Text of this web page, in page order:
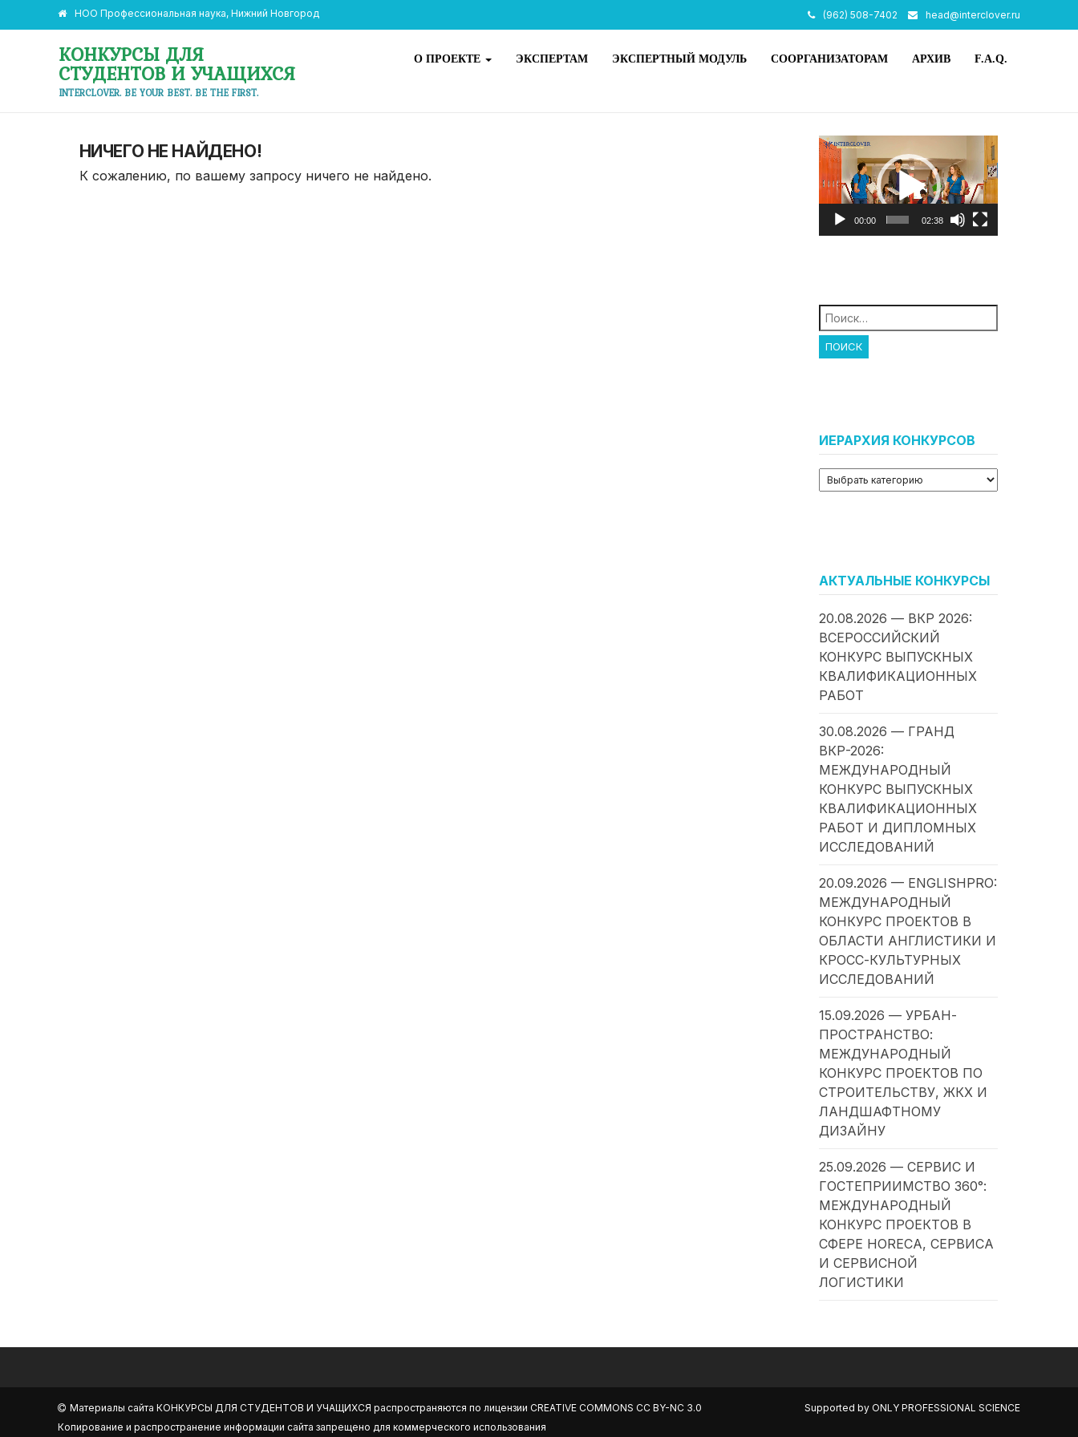
НОО Профессиональная наука, Нижний Новгород (962) 508-7402 head@interclover.ru
КОНКУРСЫ ДЛЯ
СТУДЕНТОВ И УЧАЩИХСЯ
INTERCLOVER. BE YOUR BEST. BE THE FIRST.
О ПРОЕКТЕ ЭКСПЕРТАМ ЭКСПЕРТНЫЙ МОДУЛЬ СООРГАНИЗАТОРАМ АРХИВ F.A.Q.
НИЧЕГО НЕ НАЙДЕНО!
К сожалению, по вашему запросу ничего не найдено.
Видеоплеер
00:00 02:38
Найти:
ИЕРАРХИЯ КОНКУРСОВ
АКТУАЛЬНЫЕ КОНКУРСЫ
20.08.2026 — ВКР 2026:
ВСЕРОССИЙСКИЙ
КОНКУРС ВЫПУСКНЫХ
КВАЛИФИКАЦИОННЫХ
РАБОТ
30.08.2026 — ГРАНД
ВКР-2026:
МЕЖДУНАРОДНЫЙ
КОНКУРС ВЫПУСКНЫХ
КВАЛИФИКАЦИОННЫХ
РАБОТ И ДИПЛОМНЫХ
ИССЛЕДОВАНИЙ
20.09.2026 — ENGLISHPRO:
МЕЖДУНАРОДНЫЙ
КОНКУРС ПРОЕКТОВ В
ОБЛАСТИ АНГЛИСТИКИ И
КРОСС-КУЛЬТУРНЫХ
ИССЛЕДОВАНИЙ
15.09.2026 — УРБАН-
ПРОСТРАНСТВО:
МЕЖДУНАРОДНЫЙ
КОНКУРС ПРОЕКТОВ ПО
СТРОИТЕЛЬСТВУ, ЖКХ И
ЛАНДШАФТНОМУ
ДИЗАЙНУ
25.09.2026 — СЕРВИС И
ГОСТЕПРИИМСТВО 360°:
МЕЖДУНАРОДНЫЙ
КОНКУРС ПРОЕКТОВ В
СФЕРЕ HORECA, СЕРВИСА
И СЕРВИСНОЙ
ЛОГИСТИКИ
Материалы сайта КОНКУРСЫ ДЛЯ СТУДЕНТОВ И УЧАЩИХСЯ распространяются по лицензии CREATIVE COMMONS CC BY-NC 3.0
Копирование и распространение информации сайта запрещено для коммерческого использования
Supported by ONLY PROFESSIONAL SCIENCE